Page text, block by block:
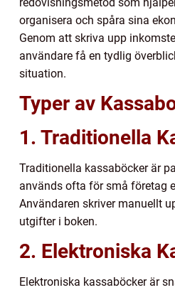
organisera och spåra sina
Genom att skriva upp
användare få en tydlig
situation.
Typer av
1. Traditionella
Traditionella kassaböcker är
används ofta för små företag
Användaren skriver manuellt
utgifter i boken.
2. Elektroniska
Elektroniska kassaböcker är